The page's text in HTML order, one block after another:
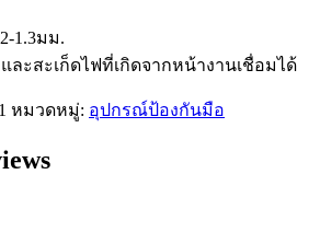
1.3มม.
ะสะเก็ดไฟที่เกิดจากหน้างานเชื่อมได้
หมวดหมู่: อุปกรณ์ป้องกันมือ